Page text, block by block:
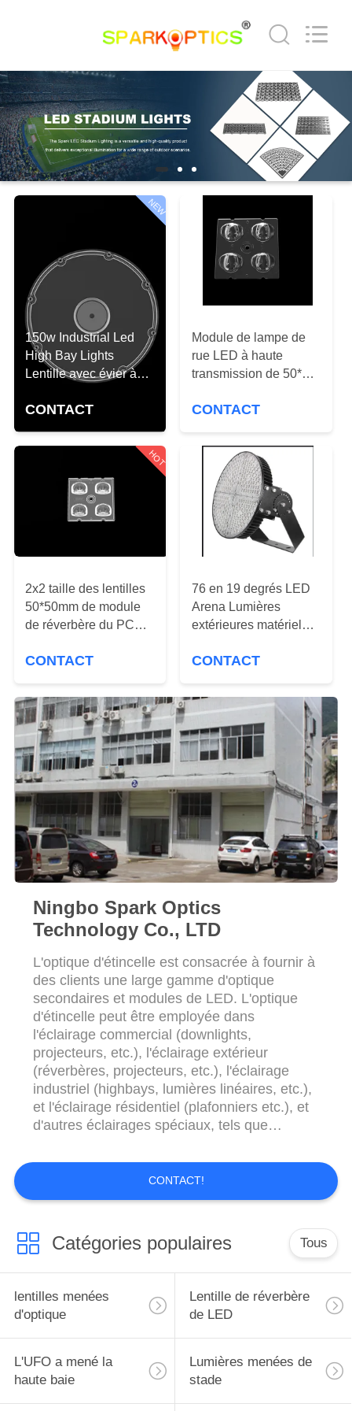
À
LA
MAISON
PRODUITS
PROPOS
DE
NOUS
VISITE
L'USINE
NOUS
CONTACTER
NOUVELLES
LES
AFFAIRES
DEMANDEZ
UN
DEVIS
SITE
POLITIQUE
MATIÈRE
PROTECTION
VIE
PRIVÉE
Reserved.
NEW
150w Industrial Led
High Bay Lights
Lentille avec évier à
d'étanchéité Efficacité
CONTACT
Module de lampe de
rue LED à haute
transmission de 50*50
type de lentille ME1 et
CONTACT
HOT
2x2 taille des lentilles
50*50mm de module
de réverbère du PC
de zone ample
CONTACT
76 en 19 degrés LED
Arena Lumières
extérieures matériel
CONTACT
Ningbo Spark Optics
Technology Co., LTD
L'optique d'étincelle est consacrée à fournir à
des clients une large gamme d'optique
secondaires et modules de LED. L'optique
d'étincelle peut être employée dans
l'éclairage commercial (downlights,
projecteurs, etc.), l'éclairage extérieur
(réverbères, projecteurs, etc.), l'éclairage
industriel (highbays, lumières linéaires, etc.),
et l'éclairage résidentiel (plafonniers etc.), et
d'autres éclairages spéciaux, tels que
moteur. Avec l'expérience de plus de 10 ans
de l'éclairage de LED, nous sommes
également capables de faire les produits
CONTACT!
Catégories populaires Tous
lentilles menées
d'optique
Lentille de réverbère
de LED
L'UFO a mené la
haute baie
Lumières menées de
stade